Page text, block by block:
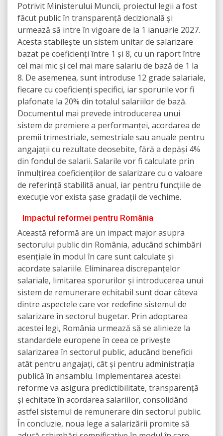
Potrivit Ministerului Muncii, proiectul legii a fost
făcut public în transparență decizională și
urmează să intre în vigoare de la 1 ianuarie 2027.
Acesta stabilește un sistem unitar de salarizare
bazat pe coeficienți între 1 și 8, cu un raport între
cel mai mic și cel mai mare salariu de bază de 1 la
8. De asemenea, sunt introduse 12 grade salariale,
fiecare cu coeficienți specifici, iar sporurile vor fi
plafonate la 20% din totalul salariilor de bază.
Documentul mai prevede introducerea unui
sistem de premiere a performanței, acordarea de
premii trimestriale, semestriale sau anuale pentru
angajații cu rezultate deosebite, fără a depăși 4%
din fondul de salarii. Salarile vor fi calculate prin
înmulțirea coeficienților de salarizare cu o valoare
de referință stabilită anual, iar pentru funcțiile de
execuție vor exista șase gradații de vechime.
Impactul reformei pentru România
Această reformă are un impact major asupra
sectorului public din România, aducând schimbări
esențiale în modul în care sunt calculate și
acordate salariile. Eliminarea discrepanțelor
salariale, limitarea sporurilor și introducerea unui
sistem de remunerare echitabil sunt doar câteva
dintre aspectele care vor redefine sistemul de
salarizare în sectorul bugetar. Prin adoptarea
acestei legi, România urmează să se alinieze la
standardele europene în ceea ce privește
salarizarea în sectorul public, aducând beneficii
atât pentru angajați, cât și pentru administrația
publică în ansamblu. Implementarea acestei
reforme va asigura predictibilitate, transparență
și echitate în acordarea salariilor, consolidând
astfel sistemul de remunerare din sectorul public.
În concluzie, noua lege a salarizării promite să